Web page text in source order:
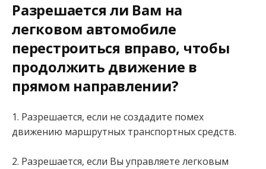
Разрешается ли Вам на
легковом автомобиле
перестроиться вправо, чтобы
продолжить движение в
прямом направлении?
1. Разрешается, если не создадите помех
движению маршрутных транспортных средств.
2. Разрешается, если Вы управляете легковым